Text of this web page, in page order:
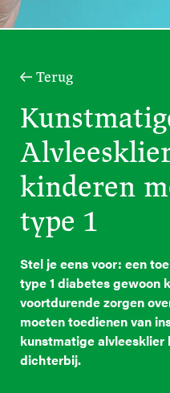
Terug
kinderen
type 1
Stel je eens voor: een
type 1 diabetes gewoon
voortdurende zorgen
moeten toedienen van
kunstmatige
dichterbij.